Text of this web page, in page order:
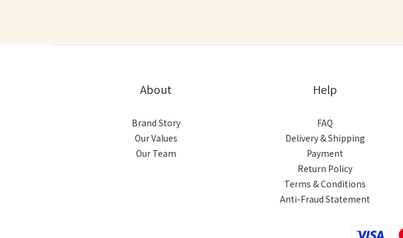
About
Brand Story
Our Values
Our Team
Help
FAQ
Delivery & Shipping
Payment
Return Policy
Terms & Conditions
Anti-Fraud Statement